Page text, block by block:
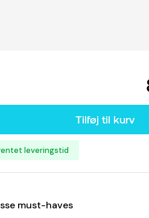
Tilføj til kurv
leveringstid
must-haves